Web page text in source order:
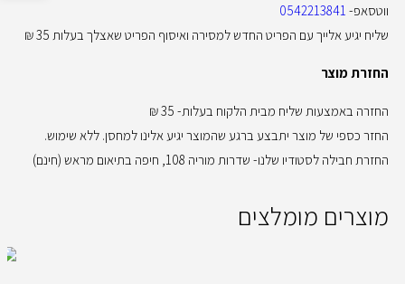
ווטסאפ- 0542213841
שליח יגיע אלייך עם הפריט החדש למסירה ואיסוף הפריט שאצלך בעלות 35 ₪
החזרת מוצר
החזרה באמצעות שליח מבית הלקוח בעלות- 35 ₪
החזר כספי של מוצר יתבצע ברגע שהמוצר יגיע אלינו למחסן. ללא שימוש.
החזרת חבילה לסטודיו שלנו- שדרות מוריה 108, חיפה בתיאום מראש (חינם)
מוצרים מומלצים